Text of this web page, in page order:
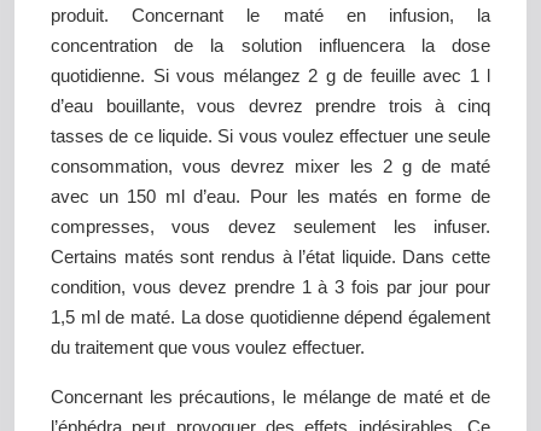
produit. Concernant le maté en infusion, la
concentration de la solution influencera la dose
quotidienne. Si vous mélangez 2 g de feuille avec 1 l
d’eau bouillante, vous devrez prendre trois à cinq
tasses de ce liquide. Si vous voulez effectuer une seule
consommation, vous devrez mixer les 2 g de maté
avec un 150 ml d’eau. Pour les matés en forme de
compresses, vous devez seulement les infuser.
Certains matés sont rendus à l’état liquide. Dans cette
condition, vous devez prendre 1 à 3 fois par jour pour
1,5 ml de maté. La dose quotidienne dépend également
du traitement que vous voulez effectuer.
Concernant les précautions, le mélange de maté et de
l’éphédra peut provoquer des effets indésirables. Ce